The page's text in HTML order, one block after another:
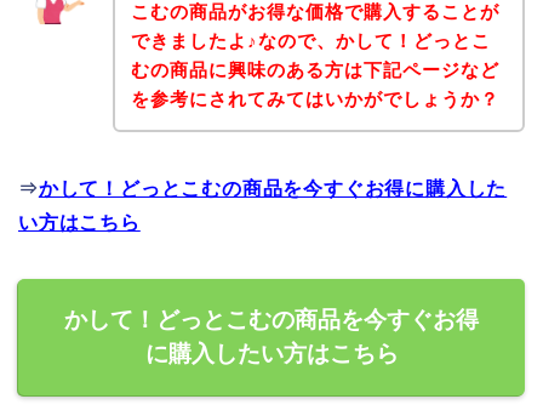
こむの商品がお得な価格で購入することが
できましたよ♪なので、かして！どっとこ
むの商品に興味のある方は下記ページなど
を参考にされてみてはいかがでしょうか？
⇒かして！どっとこむの商品を今すぐお得に購入した
い方はこちら
かして！どっとこむの商品を今すぐお得
に購入したい方はこちら